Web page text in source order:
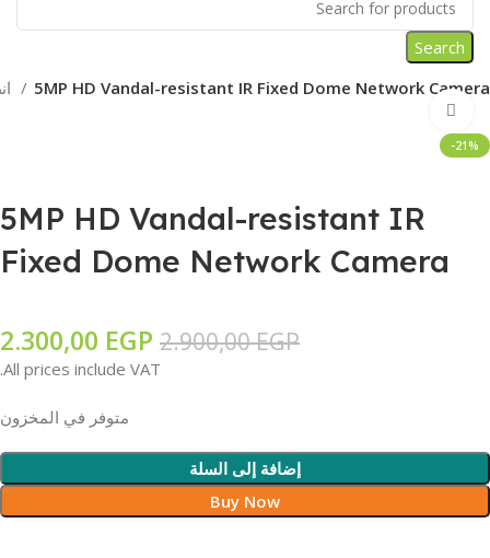
Search
5MP HD Vandal-resistant IR Fixed Dome Network Camera
-21%
5MP HD Vandal-resistant IR
Fixed Dome Network Camera
2.900,00EGP
2.300,00 EGP
All prices include VAT.
متوفر في المخزون
إضافة إلى السلة
Buy Now